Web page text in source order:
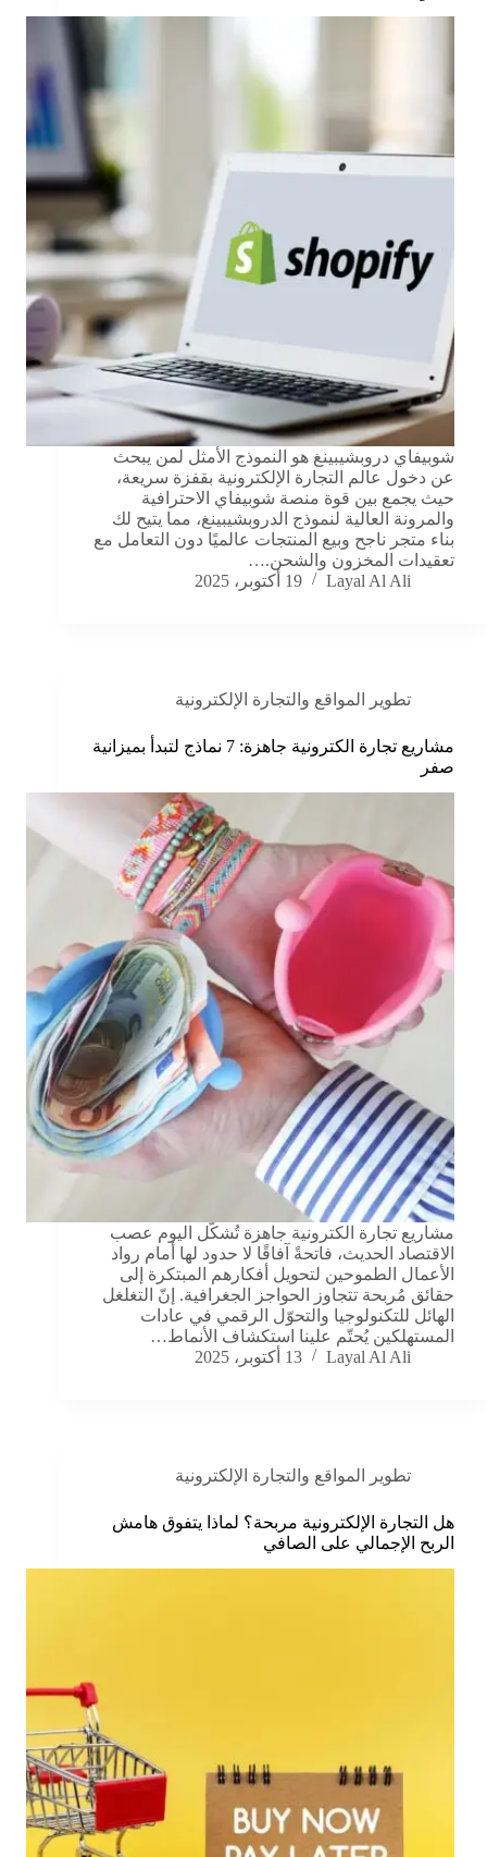
شوبيفاي دروبشيبينغ هو النموذج الأمثل لمن يبحث
عن دخول عالم التجارة الإلكترونية بقفزة سريعة،
حيث يجمع بين قوة منصة شوبيفاي الاحترافية
والمرونة العالية لنموذج الدروبشيبينغ، مما يتيح لك
بناء متجر ناجح وبيع المنتجات عالميًا دون التعامل مع
تعقيدات المخزون والشحن.…
Layal Al Ali
19 أكتوبر، 2025
تطوير المواقع والتجارة الإلكترونية
مشاريع تجارة الكترونية جاهزة: 7 نماذج لتبدأ بميزانية
صفر
مشاريع تجارة الكترونية جاهزة تُشكّل اليوم عصب
الاقتصاد الحديث، فاتحةً آفاقًا لا حدود لها أمام رواد
الأعمال الطموحين لتحويل أفكارهم المبتكرة إلى
حقائق مُربحة تتجاوز الحواجز الجغرافية. إنّ التغلغل
الهائل للتكنولوجيا والتحوّل الرقمي في عادات
المستهلكين يُحتّم علينا استكشاف الأنماط…
Layal Al Ali
13 أكتوبر، 2025
تطوير المواقع والتجارة الإلكترونية
هل التجارة الإلكترونية مربحة؟ لماذا يتفوق هامش
الربح الإجمالي على الصافي